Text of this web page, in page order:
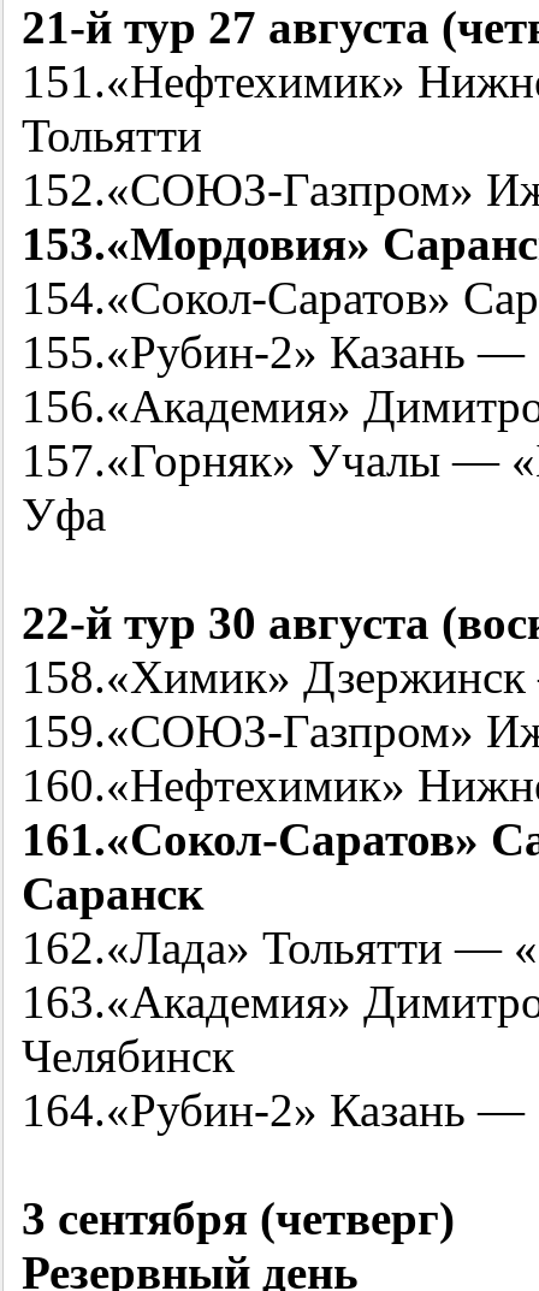
21-йтур 27 августа
151.«Нефтехимик»
Тольятти
152.«СОЮЗ-Газпром»
153.«Мордовия»
154.«Сокол-Саратов»
155.«Рубин-2» Казань —
156.«Академия»
157.«Горняк» Учалы —
Уфа
22-йтур 30 августа
158.«Химик»
159.«СОЮЗ-Газпром»
160.«Нефтехимик»
161.«Сокол-Саратов»
Саранск
162.«Лада» Тольятти —
163.«Академия»
Челябинск
164.«Рубин-2» Казань
3 сентября (четверг)
Резервный день